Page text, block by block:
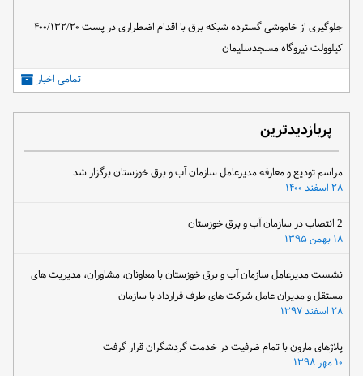
جلوگیری از خاموشی گسترده شبکه برق با اقدام اضطراری در پست ۴۰۰/۱۳۲/۲۰
کیلوولت نیروگاه مسجدسلیمان
تمامی اخبار
پربازدیدترین
مراسم تودیع و معارفه مدیرعامل سازمان آب و برق خوزستان برگزار شد
۲۸ اسفند ۱۴۰۰
۱۸ بهمن ۱۳۹۵
نشست مدیرعامل سازمان آب و برق خوزستان با معاونان، مشاوران، مدیریت های
مستقل و مدیران عامل شرکت های طرف قرارداد با سازمان
۲۸ اسفند ۱۳۹۷
پلاژهای مارون با تمام ظرفیت در خدمت گردشگران قرار گرفت